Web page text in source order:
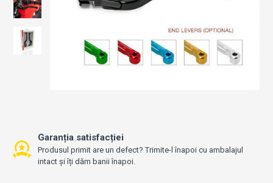
Garanția satisfacției
Produsul primit are un defect? Trimite-l înapoi cu ambalajul
intact și îți dăm banii înapoi.